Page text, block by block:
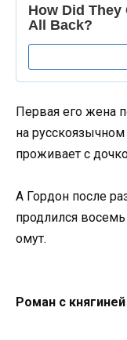
Первая его жена
на
проживает с
А Гордон после
продлился
омут.
Роман с княгиней